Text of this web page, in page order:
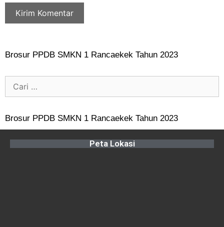
Brosur PPDB SMKN 1 Rancaekek Tahun 2023
Brosur PPDB SMKN 1 Rancaekek Tahun 2023
Peta Lokasi